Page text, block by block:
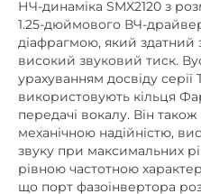
НЧ-динаміка SMX2120 з
1.25-дюймового ВЧ-
діафрагмою, який здатний
високий звуковий тиск.
урахуванням досвіду серії
використовують кільця
передачі вокалу. Він
механічною надійністю,
звуку при максимальних
рівною частотною
що порт фазоінвертора